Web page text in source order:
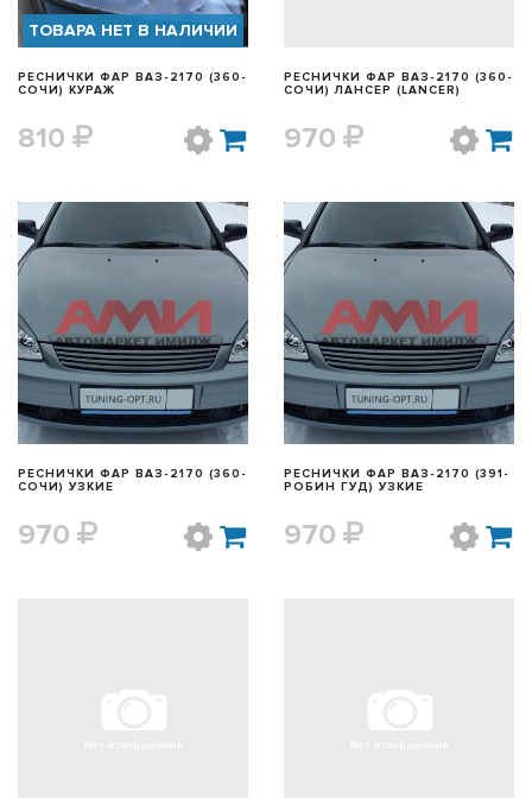
ТОВАРА НЕТ В НАЛИЧИИ
РЕСНИЧКИ ФАР ВАЗ-2170 (360-
СОЧИ) КУРАЖ
810
РЕСНИЧКИ ФАР ВАЗ-2170 (360-
СОЧИ) ЛАНСЕР (LANCER)
970
БЫСТРЫЙ ПРОСМОТР
РЕСНИЧКИ ФАР ВАЗ-2170 (360-
СОЧИ) УЗКИЕ
970
БЫСТРЫЙ ПРОСМОТР
РЕСНИЧКИ ФАР ВАЗ-2170 (391-
РОБИН ГУД) УЗКИЕ
970